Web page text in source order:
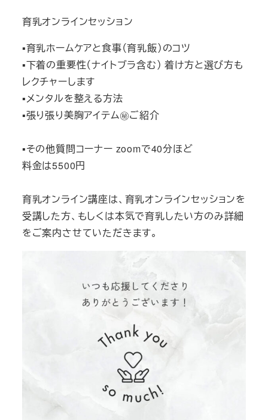
育乳オンラインセッション
▪︎育乳ホームケアと食事（育乳飯）のコツ
▪︎下着の重要性（ナイトブラ含む） 着け方と選び方も
レクチャーします
▪︎メンタルを整える方法
▪︎張り張り美胸アイテム㊙ご紹介
▪︎その他質問コーナー zoomで40分ほど
料金は5500円
育乳オンライン講座は、育乳オンラインセッションを
受講した方、もしくは本気で育乳したい方のみ詳細
をご案内させていただきます。